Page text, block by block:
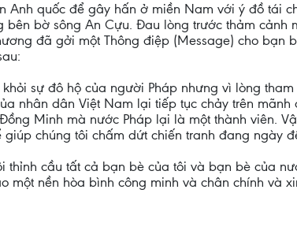
Anh quốc để gây hấn ở miền Nam với ý đồ tái
bờ sông An Cựu. Đau lòng trước thảm
đã gởi một Thông điệp (Message) cho bạn
sự đô hộ của người Pháp nhưng vì lòng
nhân dân Việt Nam lại tiếp tục chảy trên
Minh mà nước Pháp lại là một thành viên.
chúng tôi chấm dứt chiến tranh đang ngày
thỉnh cầu tất cả bạn bè của tôi và bạn bè của
một nền hòa bình công minh và chân chính và